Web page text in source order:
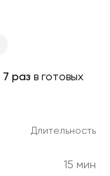
7 раз в готовых
Длительность
15 мин